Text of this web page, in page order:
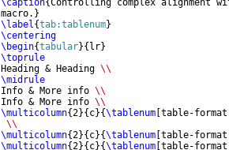
\caption{Controlling complex alignment
macro. }
\label{tab:tablenum}
\centering
\begin{tabular}{ lr}
\toprule
Heading & Heading \\
\midrule
Info & More info \\
Info & More info \\
\multicolumn{2}{ c}{\tablenum table-
\\
\multicolumn{2}{ c}{\tablenum table-
\multicolumn{2}{ c}{\tablenum table-